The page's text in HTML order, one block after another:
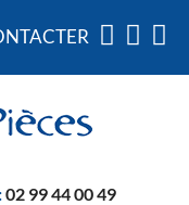
02 99 44 00 49